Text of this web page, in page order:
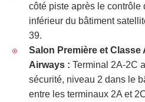
côté piste après le contrôle
inférieur du bâtiment
39.
Salon Première et Classe
Airways : Terminal 2A-2C
sécurité, niveau 2 dans le
entre les terminaux 2A et